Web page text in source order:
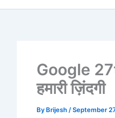
Google
हमारी ज़िंदगी
By Brijesh /September